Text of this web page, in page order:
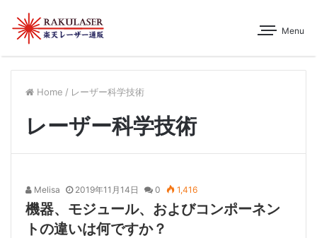
Menu
Home / レーザー科学技術
レーザー科学技術
Melisa 2019年11月14日 0 1,416
機器、モジュール、およびコンポーネン
トの違いは何ですか？